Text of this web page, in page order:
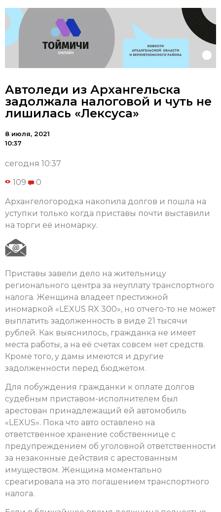
Автоледи из Архангельска
задолжала налоговой и чуть не
лишилась «Лексуса»
8 июля, 2021
10:37
сегодня 10:37
109 0
Архангелогородка накопила долгов и пошла на
уступки только когда приставы почти выставили
на торги её иномарку.
Приставы завели дело на жительницу
регионального центра за неуплату транспортного
налога. Женщина владеет престижной
иномаркой «LEXUS RX 300», но отчего-то не может
выплатить задолженность в виде 21 тысячи
рублей. Как выяснилось, гражданка не имеет
места работы, а на её счетах совсем нет средств.
Кроме того, у дамы имеются и другие
задолженности перед бюджетом.
Для побуждения гражданки к оплате долгов
судебным приставом-исполнителем был
арестован принадлежащий ей автомобиль
«LEXUS». Пока что авто оставлено на
ответственное хранение собственнице с
предупреждением об уголовной ответственности
за незаконные действия с арестованным
имуществом. Женщина моментально
среагировала на это погашением транспортного
налога.